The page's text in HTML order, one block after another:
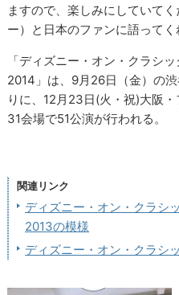
ますので、楽しみにしていて
ー）と日本のファンに語ってく
「ディズニー・オン・クラ
2014」は、9月26日（金）の
りに、12月23日(火・祝)大阪
31会場で51公演が行われる。
関連リンク
ディズニー・オン・クラ
2013の模様
ディズニー・オン・クラシ